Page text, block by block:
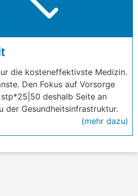
die kosteneffektivste Medizin.
Den Fokus auf Vorsorge
deshalb Seite an
der Gesundheitsinfrastruktur.
(mehr dazu)